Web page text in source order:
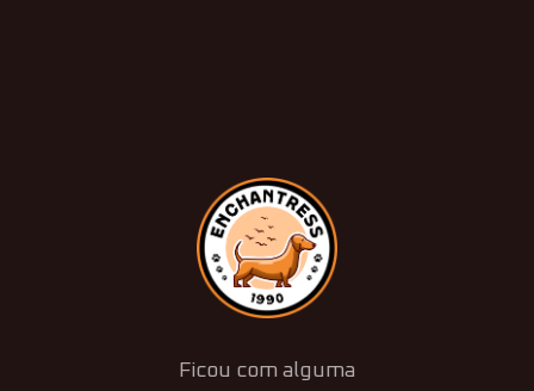
Ficou com alguma